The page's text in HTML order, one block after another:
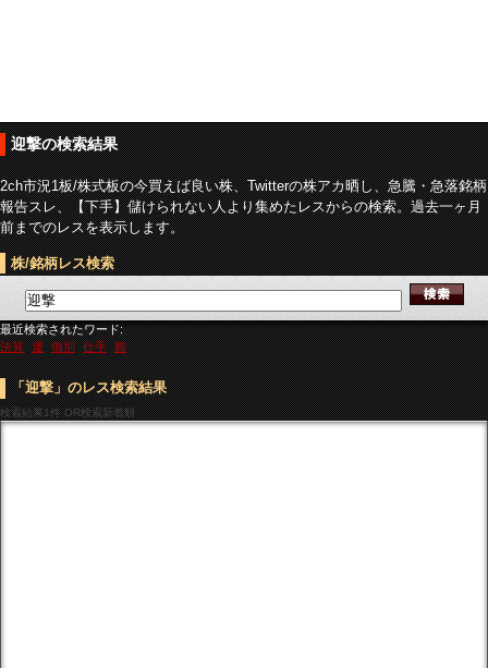
迎撃の検索結果
2ch市況1板/株式板の今買えば良い株、Twitterの株アカ晒し、急騰・急落銘柄
報告スレ、【下手】儲けられない人より集めたレスからの検索。過去一ヶ月
前までのレスを表示します。
株/銘柄レス検索
最近検索されたワード:
決算 運 個別 仕手 難
「迎撃」のレス検索結果
検索結果1件 OR検索新着順